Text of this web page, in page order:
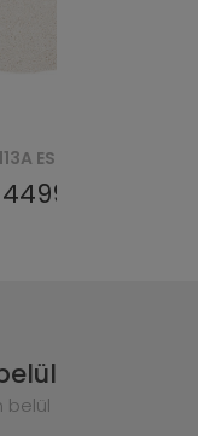
4499 Ft
belül